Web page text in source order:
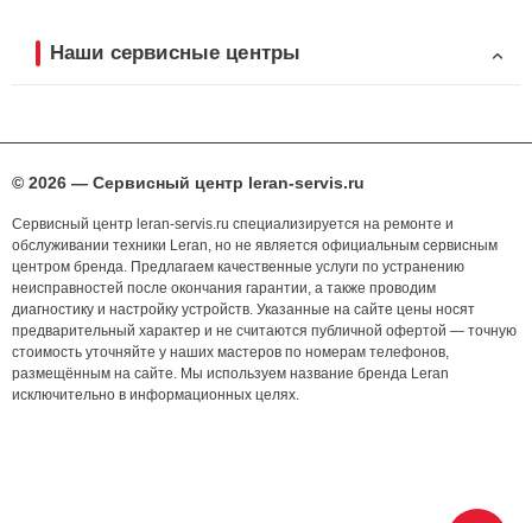
Наши сервисные центры
© 2026 — Сервисный центр leran-servis.ru
Сервисный центр leran-servis.ru специализируется на ремонте и
обслуживании техники Leran, но не является официальным сервисным
центром бренда. Предлагаем качественные услуги по устранению
неисправностей после окончания гарантии, а также проводим
диагностику и настройку устройств. Указанные на сайте цены носят
предварительный характер и не считаются публичной офертой — точную
стоимость уточняйте у наших мастеров по номерам телефонов,
размещённым на сайте. Мы используем название бренда Leran
исключительно в информационных целях.